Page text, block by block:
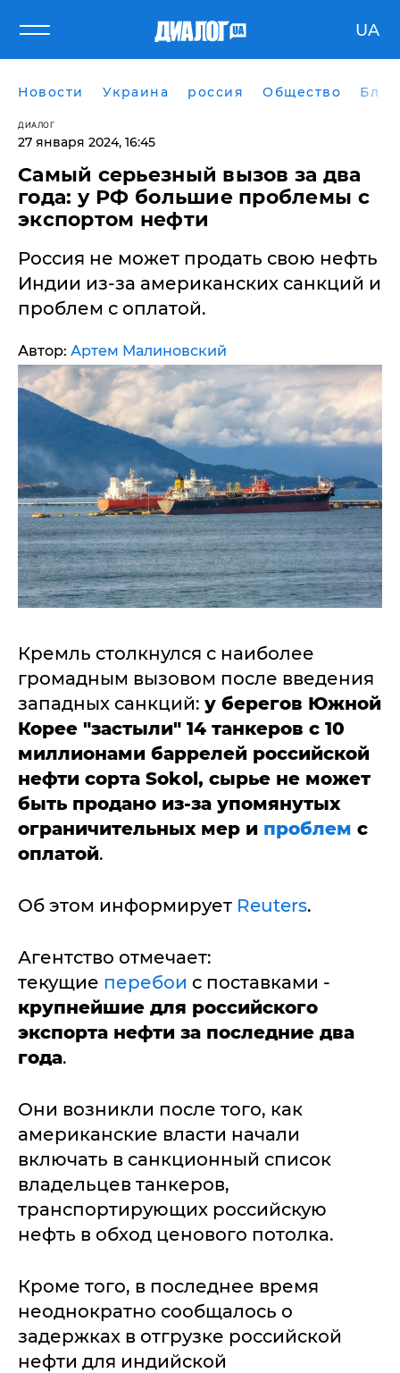
UA
Новости Украина россия Общество
ДИАЛОГ
27 января 2024, 16:45
Самый серьезный вызов за два
года: у РФ большие проблемы с
экспортом нефти
Россия не может продать свою нефть
Индии из-за американских санкций и
проблем с оплатой.
Автор: Артем Малиновский
Кремль столкнулся с наиболее
громадным вызовом после введения
западных санкций: у берегов Южной
Корее "застыли" 14 танкеров с 10
миллионами баррелей российской
нефти сорта Sokol, сырье не может
быть продано из-за упомянутых
ограничительных мер и проблем с
оплатой.
Об этом информирует Reuters.
Агентство отмечает:
текущие перебои с поставками -
крупнейшие для российского
экспорта нефти за последние два
года.
Они возникли после того, как
американские власти начали
включать в санкционный список
владельцев танкеров,
транспортирующих российскую
нефть в обход ценового потолка.
Кроме того, в последнее время
неоднократно сообщалось о
задержках в отгрузке российской
нефти для индийской